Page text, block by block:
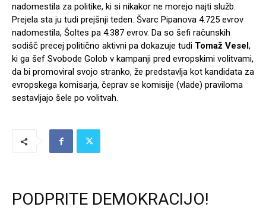
nadomestila za politike, ki si nikakor ne morejo najti služb.
Prejela sta ju tudi prejšnji teden. Švarc Pipanova 4.725 evrov
nadomestila, Šoltes pa 4.387 evrov. Da so šefi računskih
sodišč precej politično aktivni pa dokazuje tudi Tomaž Vesel ,
ki ga šef Svobode Golob v kampanji pred evropskimi volitvami,
da bi promoviral svojo stranko, že predstavlja kot kandidata za
evropskega komisarja, čeprav se komisije (vlade) praviloma
sestavljajo šele po volitvah.
PODPRITE DEMOKRACIJO!